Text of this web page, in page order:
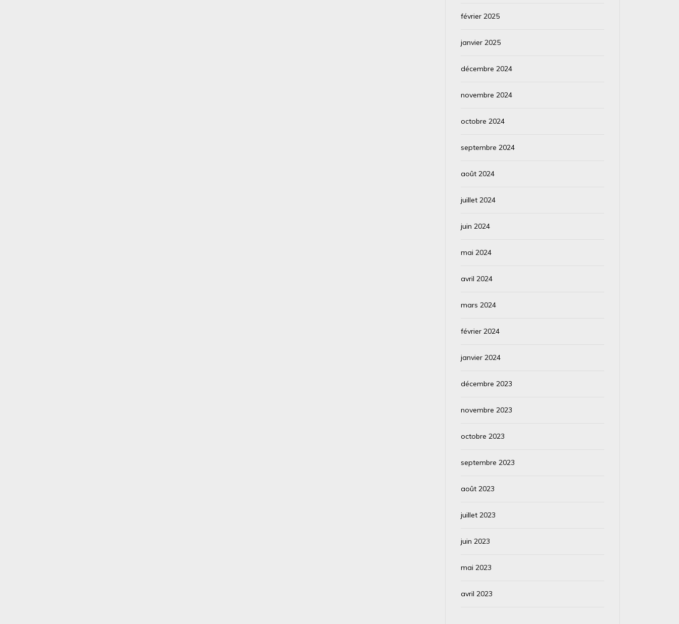
février 2025
janvier 2025
décembre 2024
novembre 2024
octobre 2024
septembre 2024
août 2024
juillet 2024
juin 2024
mai 2024
avril 2024
mars 2024
février 2024
janvier 2024
décembre 2023
novembre 2023
octobre 2023
septembre 2023
août 2023
juillet 2023
juin 2023
mai 2023
avril 2023